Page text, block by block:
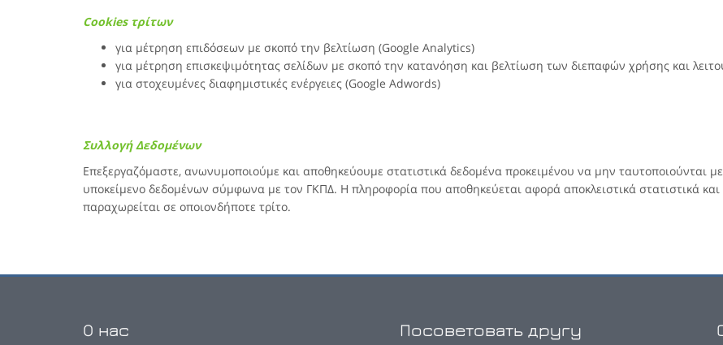
Cookies τρίτων
για μέτρηση επιδόσεων με σκοπό την βελτίωση (Google Analytics)
για μέτρηση επισκεψιμότητας σελίδων με σκοπό την κατανόηση και βελτίωση των διεπαφών χρήσης και
για στοχευμένες διαφημιστικές ενέργειες (Google Adwords)
Συλλογή Δεδομένων
Επεξεργαζόμαστε, ανωνυμοποιούμε και αποθηκεύουμε στατιστικά δεδομένα προκειμένου να μην ταυτοποιούνται
υποκείμενο δεδομένων σύμφωνα με τον ΓΚΠΔ. Η πληροφορία που αποθηκεύεται αφορά αποκλειστικά στατιστικά
παραχωρείται σε οποιονδήποτε τρίτο.
О нас Посоветовать другу